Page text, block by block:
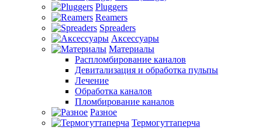
Pluggers
Reamers
Spreaders
Аксессуары
Материалы
Распломбирование каналов
Девитализация и обработка пульпы
Лечение
Обработка каналов
Пломбирование каналов
Разное
Термогуттаперча